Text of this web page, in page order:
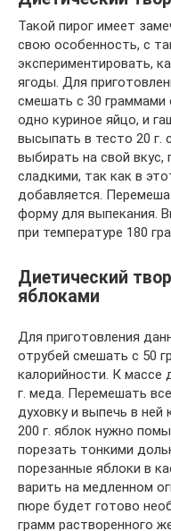
Такой пирог имеет
свою особенность, с
экспериментировать,
ягоды. Для
смешать с 30 граммами
одно куриное яйцо, и
высыпать в тесто 20 г.
выбирать на свой
сладкими, так как в
добавляется.
форму для выпекания.
при температуре 180
Диетический
яблоками
Для приготовления
отрубей смешать с 50
калорийности. К массе
г. меда. Перемешать
духовку и выпечь в ней
200 г. яблок нужно
порезать тонкими
порезанные яблоки в
варить на медленном
пюре будет готово
грамм растворенного